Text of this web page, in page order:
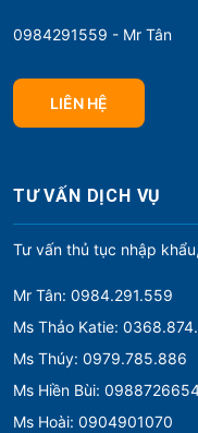
0984291559 - Mr Tân
LIÊN HỆ
TƯ VẤN DỊCH VỤ
Tư vấn thủ tục nhập
Mr Tân: 0984.291.559
Ms Thảo Katie:
Ms Thúy: 0979.785.886
Ms Hiền Bùi:
Ms Hoài: 0904901070